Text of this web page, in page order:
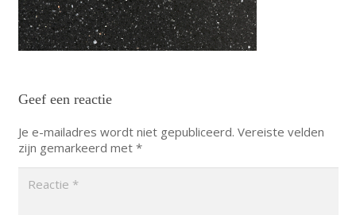
Geef een reactie
Je e-mailadres wordt niet gepubliceerd. Vereiste velden
zijn gemarkeerd met *